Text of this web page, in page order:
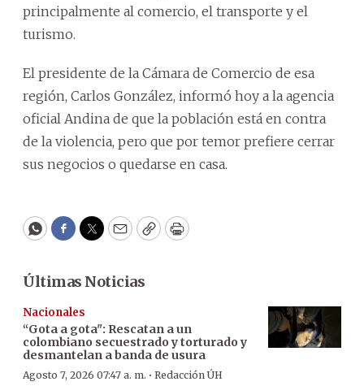
principalmente al comercio, el transporte y el
turismo.
El presidente de la Cámara de Comercio de esa
región, Carlos González, informó hoy a la agencia
oficial Andina de que la población está en contra
de la violencia, pero que por temor prefiere cerrar
sus negocios o quedarse en casa.
WhatsApp
Facebook
Twitter
EmailCopyPrint
Últimas Noticias
Nacionales
“Gota a gota": Rescatan a un
colombiano secuestrado y torturado y
desmantelan a banda de usura
Agosto 7, 2026 07:47 a. m. · Redacción ÚH